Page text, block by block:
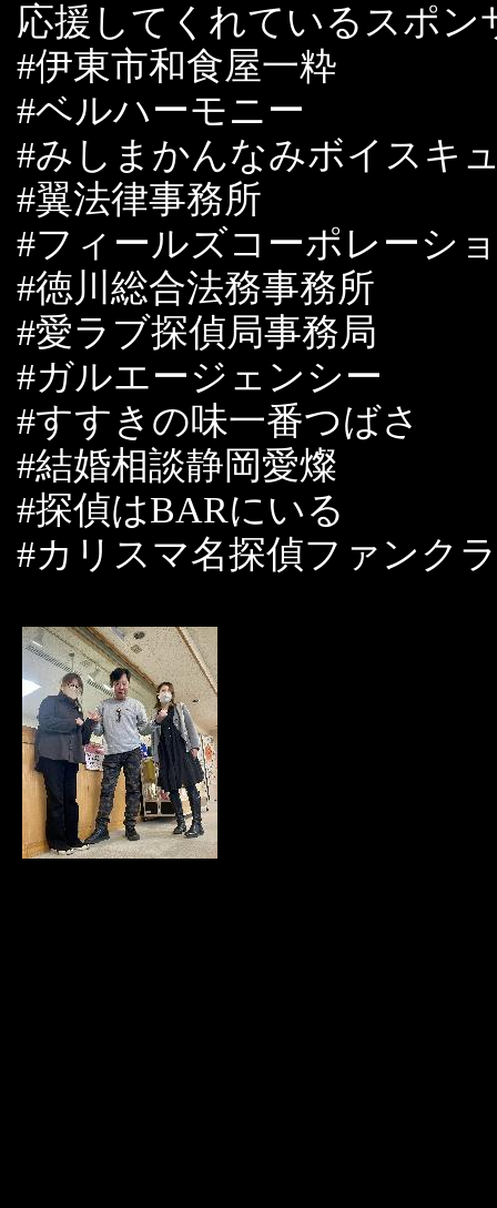
応援してくれているスポン
#伊東市和食屋一粋
#ベルハーモニー
#みしまかんなみボイスキ
#翼法律事務所
#フィールズコーポレーシ
#徳川総合法務事務所
#愛ラブ探偵局事務局
#ガルエージェンシー
#すすきの味一番つばさ
#結婚相談静岡愛燦
#探偵はBARにいる
#カリスマ名探偵ファンク